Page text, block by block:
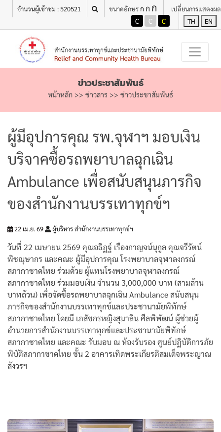
จำนวนผู้เข้าชม : 520521 ขนาดอักษรก ก ก เปลี่ยนการแสดงผล
C C C TH EN
ข่าวประชาสัมพันธ์
หน้าหลัก >> ข่าวสาร >> ข่าวประชาสัมพันธ์
ผู้มีอุปการคุณ รพ.จุฬาฯ มอบเงิน
บริจาคซื้อรถพยาบาลฉุกเฉิน
Ambulance เพื่อสนับสนุนภารกิจ
ของสำนักงานบรรเทาทุกข์ฯ
22 เม.ย. 69 ผู้บริหาร สำนักงานบรรเทาทุกข์ฯ
วันที่ 22 เมษายน 2569 คุณอธิฏฐ์ เรืองกาญจน์นุกูล คุณจรีรัตน์
พิชณุษากร และคณะ ผู้มีอุปการคุณ โรงพยาบาลจุฬาลงกรณ์
สภากาชาดไทย ร่วมด้วย ผู้แทนโรงพยาบาลจุฬาลงกรณ์
สภากาชาดไทย ร่วมมอบเงิน จำนวน 3,000,000 บาท (สามล้าน
บาทถ้วน) เพื่อจัดซื้อรถพยาบาลฉุกเฉิน Ambulance สนับสนุน
ภารกิจของสำนักงานบรรเทาทุกข์และประชานามัยพิทักษ์
สภากาชาดไทย โดยมี เภสัชกรหญิงสุมาลิน ศีลพิพัฒน์ ผู้ช่วยผู้
อำนวยการสำนักงานบรรเทาทุกข์และประชานามัยพิทักษ์
สภากาชาดไทย และคณะ รับมอบ ณ ห้องรับรอง ศูนย์ปฏิบัติการภัย
พิบัติสภากาชาดไทย ชั้น 2 อาคารเทิดพระเกียรติสมเด็จพระญาณ
สังวรฯ